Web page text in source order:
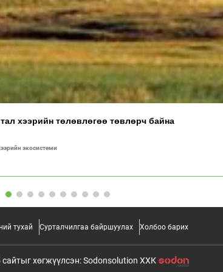
хээрийн төлөвлөгөө төвлөрч байна
экосистеми
тухай Сурталчилгаа байршуулах Холбоо барих
сайтыг хөгжүүлсэн: Sodonsolution ХХК